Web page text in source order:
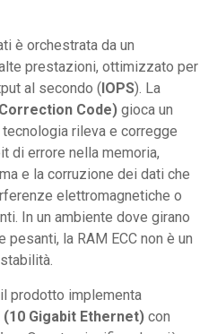
è orchestrata da un
prestazioni, ottimizzato per
al secondo (IOPS). La
Code) gioca un
rileva e corregge
di errore nella memoria,
e la corruzione dei dati che
elettromagnetiche o
In un ambiente dove girano
la RAM ECC non è un
prodotto implementa
(10 Gigabit Ethernet) con